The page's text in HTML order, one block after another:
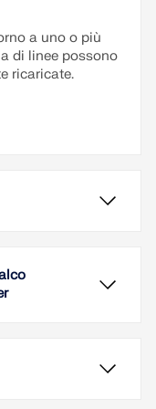
a uno o più
di linee possono
ricaricate.